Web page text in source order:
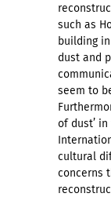
such as
building
dust and
seem to
of dust’
cultural
concerns